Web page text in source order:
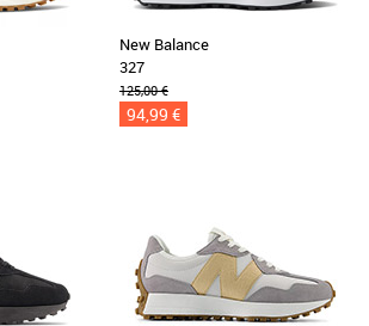
New Balance
327
125,00 €
94,99 €